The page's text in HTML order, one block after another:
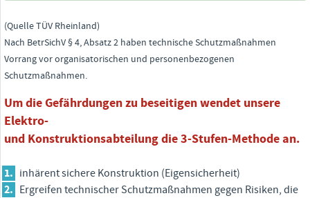
(Quelle TÜV Rheinland)
Nach BetrSichV § 4, Absatz 2 haben technische Schutzmaßnahmen
Vorrang vor organisatorischen und personenbezogenen
Schutzmaßnahmen.
Um die Gefährdungen zu beseitigen wendet unsere
Elektro-
und Konstruktionsabteilung die 3-Stufen-Methode an.
inhärent sichere Konstruktion (Eigensicherheit)
Ergreifen technischer Schutzmaßnahmen gegen Risiken, die